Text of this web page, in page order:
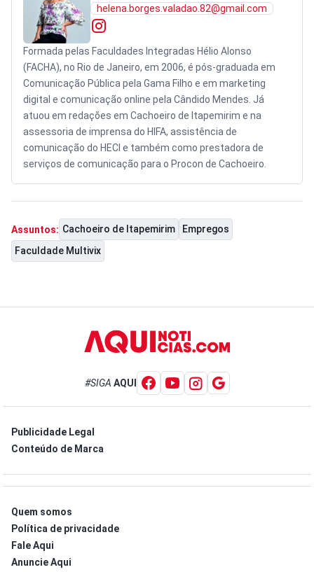
helena.borges.valadao.82@gmail.com
Formada pelas Faculdades Integradas Hélio Alonso
(FACHA), no Rio de Janeiro, em 2006, é pós-graduada em
Comunicação Pública pela Gama Filho e em marketing
digital e comunicação online pela Cândido Mendes. Já
atuou em redações em Cachoeiro de Itapemirim e na
assessoria de imprensa do HIFA, assistência de
comunicação do HECI e também como prestadora de
serviços de comunicação para o Procon de Cachoeiro.
Assuntos: Cachoeiro de Itapemirim
Empregos
Faculdade Multivix
#SIGA AQUI
Publicidade Legal
Conteúdo de Marca
Quem somos
Política de privacidade
Fale Aqui
Anuncie Aqui